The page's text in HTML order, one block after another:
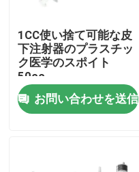
品質管理
お問い合わせ
1CC使い捨て可能な皮
下注射器のプラスチッ
ク医学のスポイト
50cc
お問い合わせを送信